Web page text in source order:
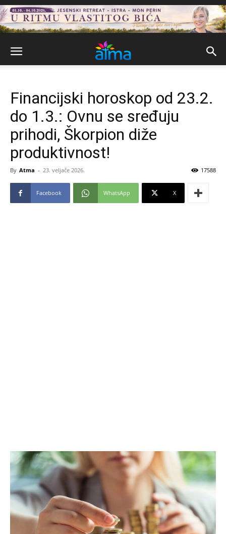
Financijski horoskop od 23.2.
do 1.3.: Ovnu se sređuju
prihodi, Škorpion diže
produktivnost!
By Atma - 23. veljače 2026. 17588
Facebook WhatsApp X